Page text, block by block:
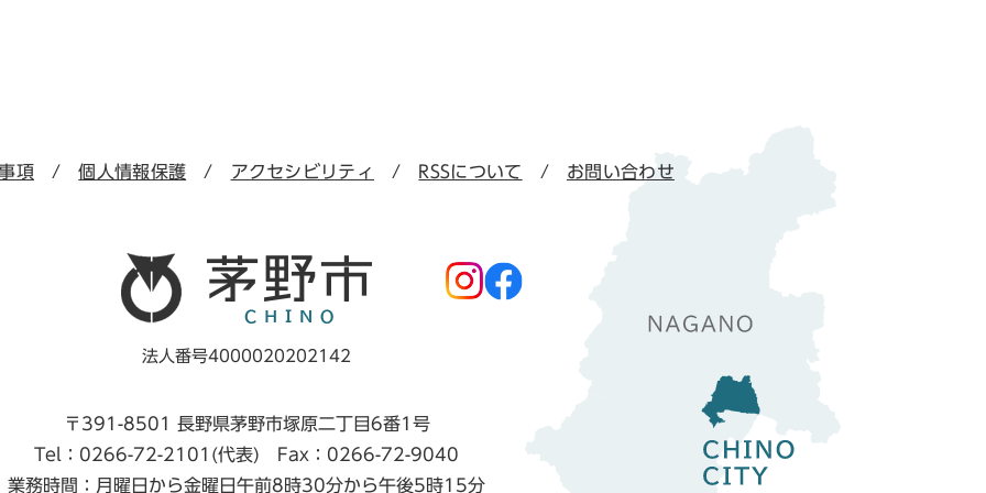
項 個人情報保護 アクセシビリティ RSSについて お問い合わせ
法人番号4000020202142
〒391-8501 長野県茅野市塚原二丁目6番1号
Tel：0266-72-2101(代表) Fax：0266-72-9040
業務時間：月曜日から金曜日午前8時30分から午後5時15分